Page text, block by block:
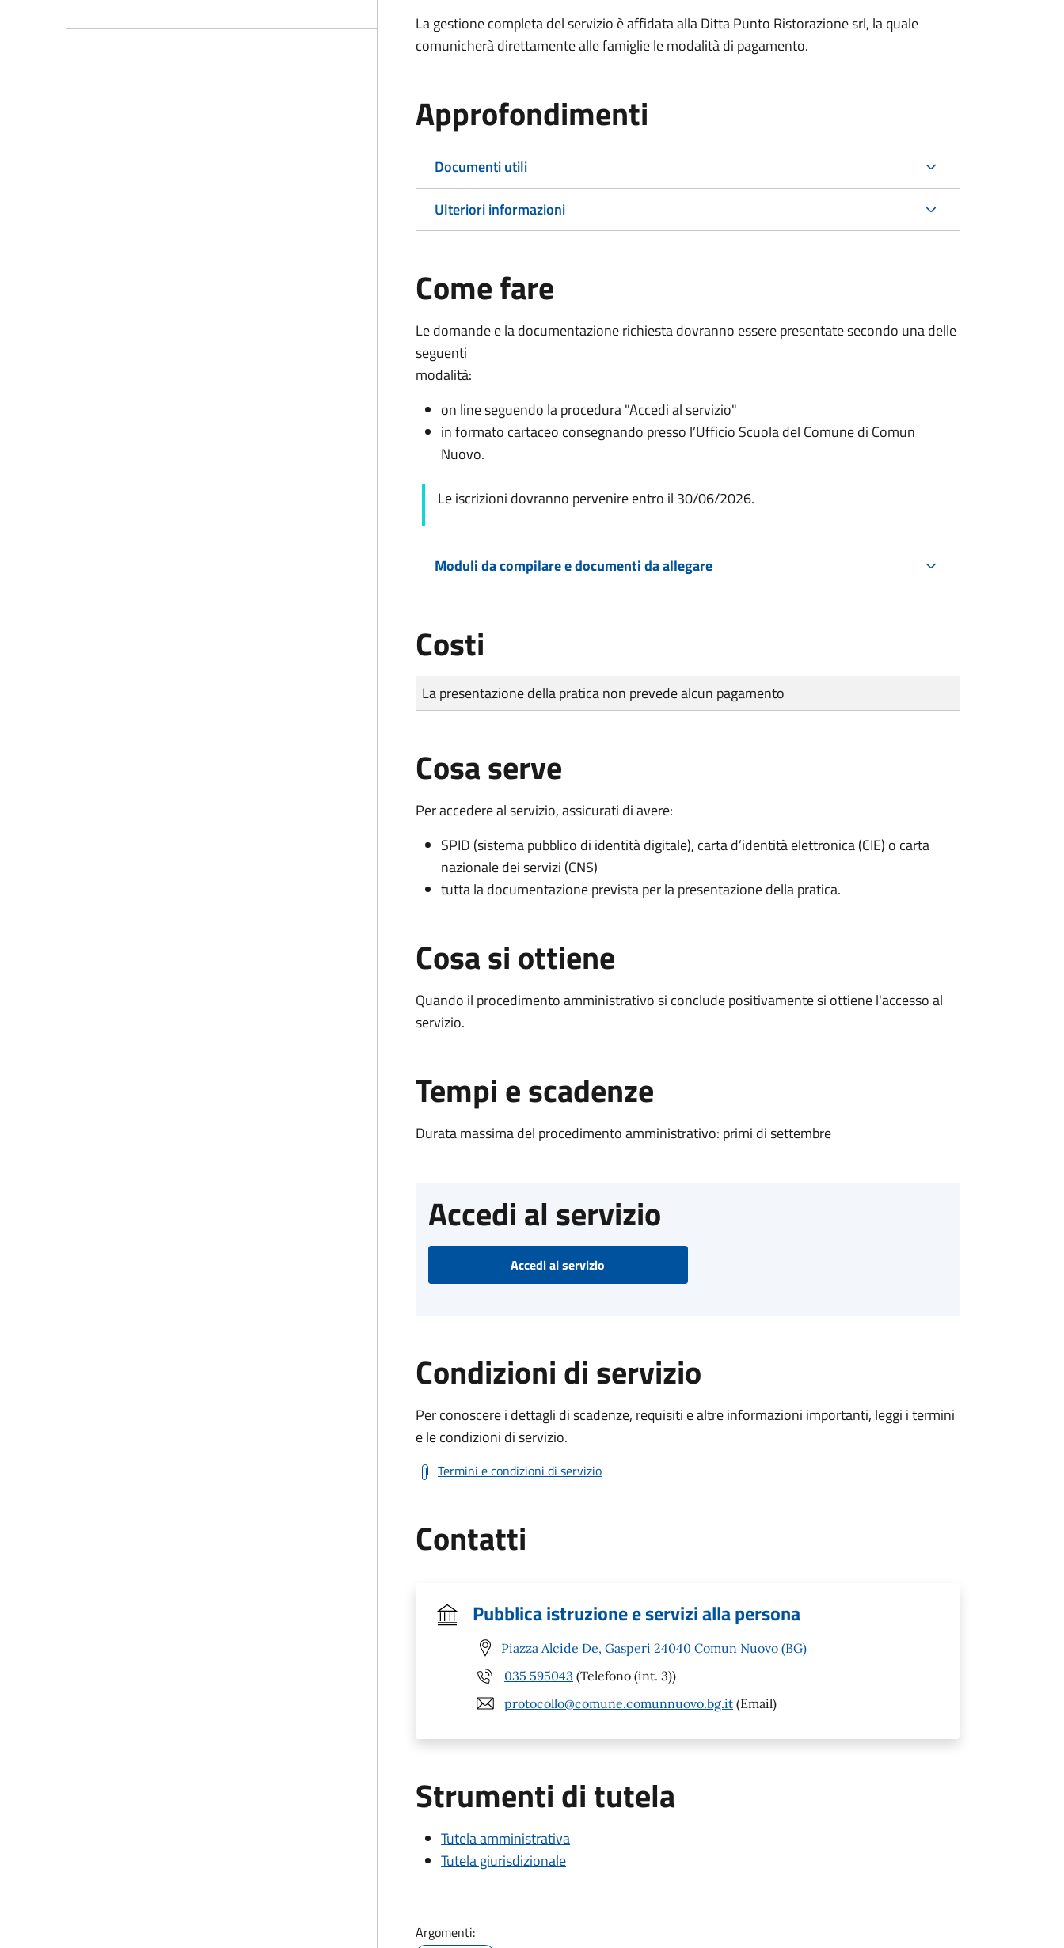
La gestione completa del servizio è affidata alla Ditta Punto Ristorazione srl, la quale
comunicherà direttamente alle famiglie le modalità di pagamento.
Approfondimenti
Documenti utili
Ulteriori informazioni
Come fare
Le domande e la documentazione richiesta dovranno essere presentate secondo una delle
seguenti
modalità:
on line seguendo la procedura "Accedi al servizio"
in formato cartaceo consegnando presso l’Ufficio Scuola del Comune di Comun
Nuovo.
Le iscrizioni dovranno pervenire entro il 30/06/2026.
Moduli da compilare e documenti da allegare
Costi
Tipo di pagamento
Importo
La presentazione della pratica non prevede alcun pagamento
Cosa serve
Per accedere al servizio, assicurati di avere:
SPID (sistema pubblico di identità digitale), carta d’identità elettronica (CIE) o carta
nazionale dei servizi (CNS)
tutta la documentazione prevista per la presentazione della pratica.
Cosa si ottiene
Quando il procedimento amministrativo si conclude positivamente si ottiene l'accesso al
servizio.
Tempi e scadenze
Durata massima del procedimento amministrativo: primi di settembre
Accedi al servizio
Accedi al servizio
Condizioni di servizio
Per conoscere i dettagli di scadenze, requisiti e altre informazioni importanti, leggi i termini
e le condizioni di servizio.
Termini e condizioni di servizio
Contatti
Pubblica istruzione e servizi alla persona
Piazza Alcide De, Gasperi 24040 Comun Nuovo (BG)
035 595043 (Telefono (int. 3))
protocollo@comune.comunnuovo.bg.it (Email)
Strumenti di tutela
Tutela amministrativa
Tutela giurisdizionale
Argomenti: